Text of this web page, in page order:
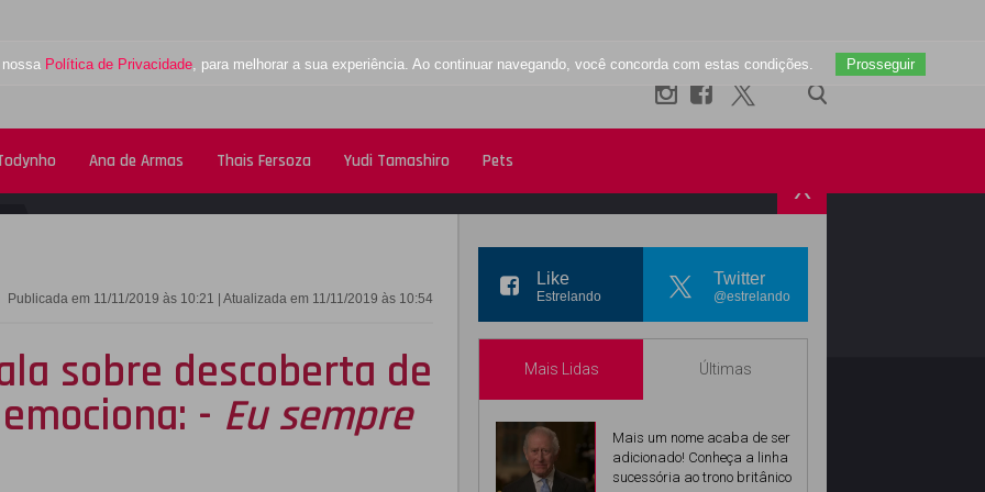
Política de Privacidade, para melhorar a sua experiência. Ao continuar navegando, você concorda com estas condições. Prosseguir
Ana de Armas Thais Fersoza Yudi Tamashiro Pets
X
Publicada em 11/11/2019 às 10:21 | Atualizada em 11/11/2019 às 10:54
sobre descoberta de
- Eu sempre
Like
Estrelando
Twitter
@estrelando
Mais Lidas Últimas
Mais um nome acaba de ser
adicionado! Conheça a linha
sucessória ao trono britânico
INSTAGRAM